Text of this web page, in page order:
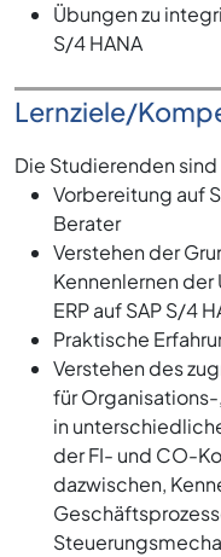
Übungen zu
S/4 HANA
Lernziele/
Die Studierenden sind
Vorbereitung auf
Berater
Verstehen der
Kennenlernen der
ERP auf SAP S/4
Praktische
Verstehen des
für
in
der FI- und CO-
dazwischen,